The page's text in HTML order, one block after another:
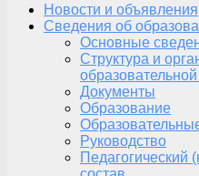
Новости и объявления
Сведения об
Основные
Структура и
Документы
Образование
Руководство
Педагогический